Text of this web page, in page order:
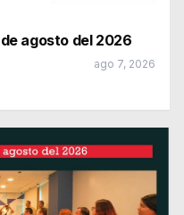
agosto del 2026
ago 7, 2026